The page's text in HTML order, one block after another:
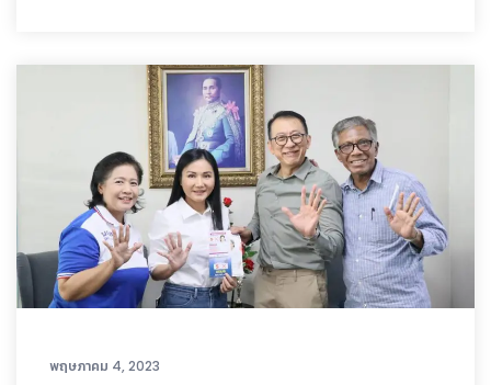
พฤษภาคม 4, 2023